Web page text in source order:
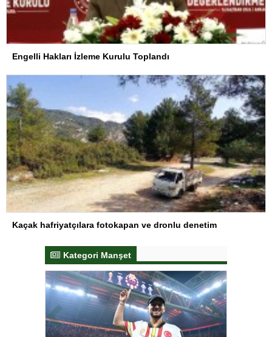
Engelli Hakları İzleme Kurulu Toplandı
Kaçak hafriyatçılara fotokapan ve dronlu denetim
Kategori Manşet